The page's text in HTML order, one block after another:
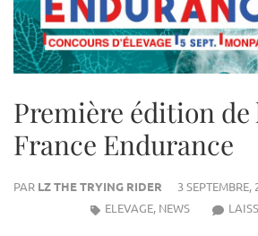
Première édition de
France Endurance
PAR LZ THE TRYING RIDER
3 SEPTEMBRE,
ELEVAGE, NEWS